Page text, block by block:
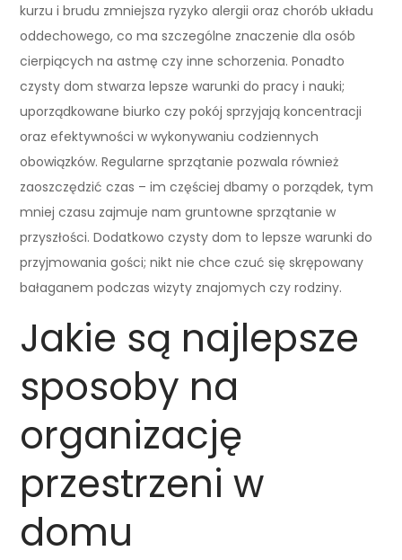
kurzu i brudu zmniejsza ryzyko alergii oraz chorób układu
oddechowego, co ma szczególne znaczenie dla osób
cierpiących na astmę czy inne schorzenia. Ponadto
czysty dom stwarza lepsze warunki do pracy i nauki;
uporządkowane biurko czy pokój sprzyjają koncentracji
oraz efektywności w wykonywaniu codziennych
obowiązków. Regularne sprzątanie pozwala również
zaoszczędzić czas – im częściej dbamy o porządek, tym
mniej czasu zajmuje nam gruntowne sprzątanie w
przyszłości. Dodatkowo czysty dom to lepsze warunki do
przyjmowania gości; nikt nie chce czuć się skrępowany
bałaganem podczas wizyty znajomych czy rodziny.
Jakie są najlepsze
sposoby na
organizację
przestrzeni w
domu